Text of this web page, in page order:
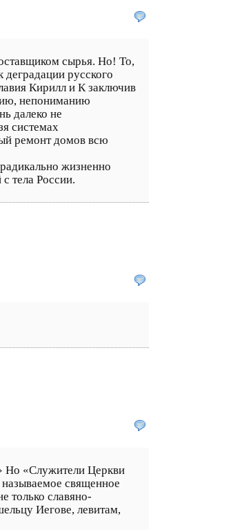
сырья. Но! То,
деградации русского
Кирилл и К заключив
непониманию
далеко не
системах
ремонт домов всю
жизненно
тела России.
Но «Служители Церкви
священное
только славяно-
Иегове, левитам,